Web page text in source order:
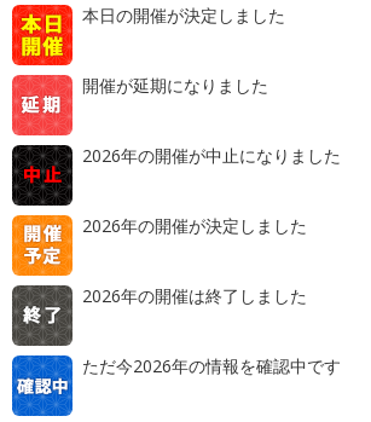
本日の開催が決定しました
開催が延期になりました
2026年の開催が中止になりました
2026年の開催が決定しました
2026年の開催は終了しました
ただ今2026年の情報を確認中です